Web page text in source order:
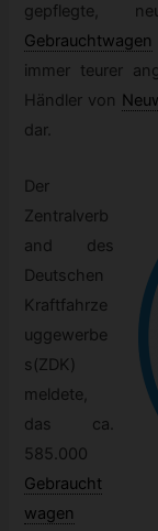
gepflegte,
Gebrauchtwagen
immer teurer
Händler von
dar.
Der
Zentralverb
and des
Deutschen
Kraftfahrze
uggewerbe
s(ZDK)
meldete,
das ca.
585.000
Gebraucht
wagen